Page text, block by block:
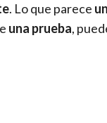
. Lo que parece
una prueba,